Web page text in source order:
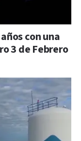
con una
3 de Febrero